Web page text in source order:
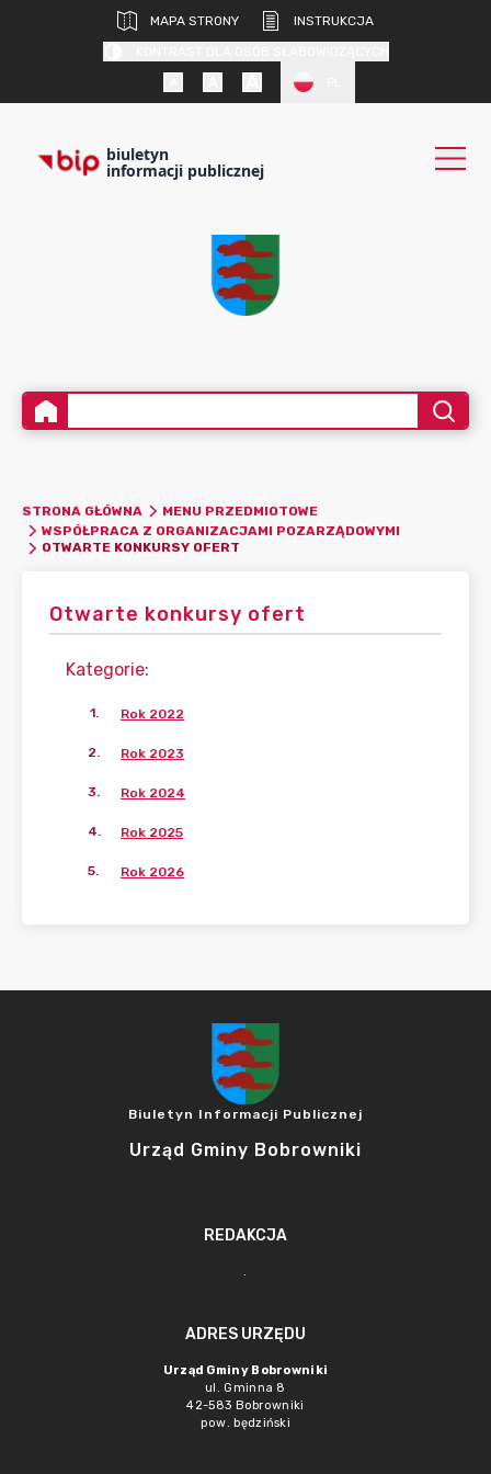
MAPA STRONY
INSTRUKCJA
biuletyn
informacji publicznej
STRONA GŁÓWNA
MENU PRZEDMIOTOWE
WSPÓŁPRACA Z ORGANIZACJAMI POZARZĄDOWYMI
OTWARTE KONKURSY OFERT
Otwarte konkursy ofert
Kategorie:
1. Rok 2022
2. Rok 2023
3. Rok 2024
4. Rok 2025
5. Rok 2026
Biuletyn Informacji Publicznej
Urząd Gminy Bobrowniki
REDAKCJA
.
ADRES URZĘDU
Urząd Gminy Bobrowniki
ul. Gminna 8
42-583 Bobrowniki
pow. będziński